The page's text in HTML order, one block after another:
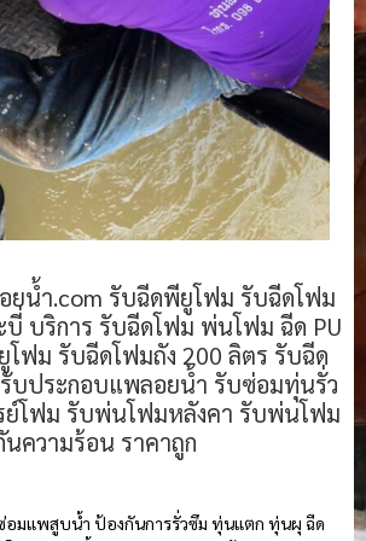
น้ำ.com รับฉีดพียูโฟม รับฉีดโฟม
บี่ บริการ รับฉีดโฟม พ่นโฟม ฉีด PU
โฟม รับฉีดโฟมถัง 200 ลิตร รับฉีด
บประกอบแพลอยน้ำ รับซ่อมทุ่นรั่ว
ย์โฟม รับพ่นโฟมหลังคา รับพ่นโฟม
นความร้อน ราคาถูก
อมแพสูบน้ำ ป้องกันการรั่วซึม ทุ่นแตก ทุ่นผุ ฉีด